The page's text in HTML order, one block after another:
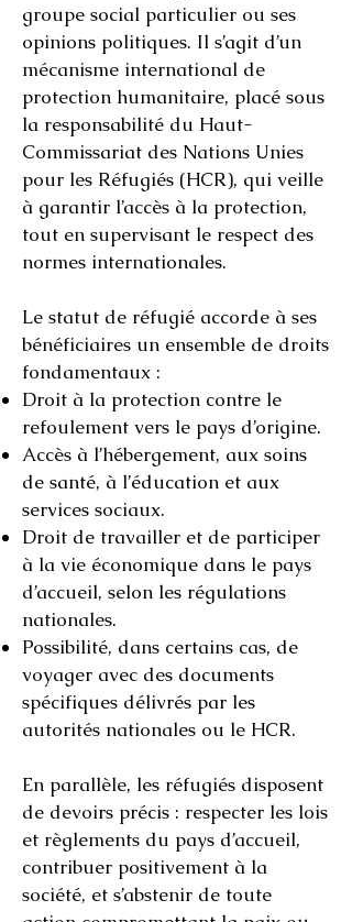
groupe social particulier ou ses
opinions politiques. Il s’agit d’un
mécanisme international de
protection humanitaire, placé sous
la responsabilité du Haut-
Commissariat des Nations Unies
pour les Réfugiés (HCR), qui veille
à garantir l’accès à la protection,
tout en supervisant le respect des
normes internationales.
Le statut de réfugié accorde à ses
bénéficiaires un ensemble de droits
fondamentaux :
Droit à la protection contre le
refoulement vers le pays d’origine.
Accès à l’hébergement, aux soins
de santé, à l’éducation et aux
services sociaux.
Droit de travailler et de participer
à la vie économique dans le pays
d’accueil, selon les régulations
nationales.
Possibilité, dans certains cas, de
voyager avec des documents
spécifiques délivrés par les
autorités nationales ou le HCR.
En parallèle, les réfugiés disposent
de devoirs précis : respecter les lois
et règlements du pays d’accueil,
contribuer positivement à la
société, et s’abstenir de toute